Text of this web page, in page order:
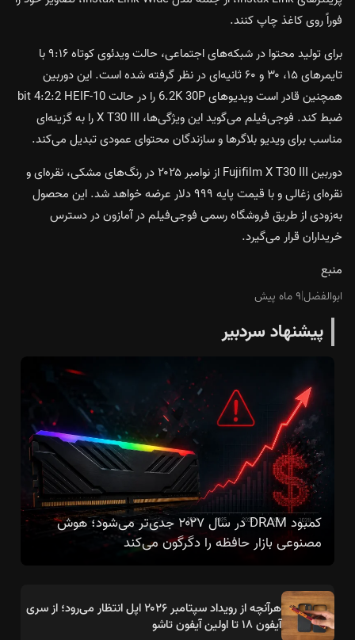
فوراً روی کاغذ چاپ کنند.
برای تولید محتوا در شبکه‌های اجتماعی، حالت ویدئوی کوتاه ۹:۱۶ با
تایمرهای ۱۵، ۳۰ و ۶۰ ثانیه‌ای در نظر گرفته شده است. این دوربین
همچنین قادر است ویدیوهای 6.2K 30P را در حالت 10-bit 4:2:2 HEIF
ضبط کند. فوجی‌فیلم می‌گوید این ویژگی‌ها، X T30 III را به گزینه‌ای
مناسب برای ویدیو بلاگرها و سازندگان محتوای عمودی تبدیل می‌کند.
دوربین Fujifilm X T30 III از نوامبر ۲۰۲۵ در رنگ‌های مشکی، نقره‌ای و
نقره‌ای زغالی و با قیمت پایه ۹۹۹ دلار عرضه خواهد شد. این محصول
به‌زودی از طریق فروشگاه رسمی فوجی‌فیلم در آمازون در دسترس
خریداران قرار می‌گیرد.
منبع
ابوالفضل|۹ ماه پیش
پیشنهاد سردبیر
کمبود DRAM در سال ۲۰۲۷ جدی‌تر می‌شود؛ هوش
مصنوعی بازار حافظه را دگرگون می‌کند
هرآنچه از رویداد سپتامبر ۲۰۲۶ اپل انتظار می‌رود؛ از سری
آیفون ۱۸ تا اولین آیفون تاشو